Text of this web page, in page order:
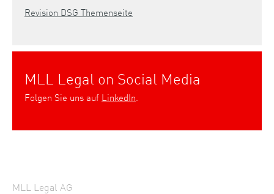
Revision DSG Themenseite
MLL Legal on Social Media
Folgen Sie uns auf LinkedIn.
MLL Legal AG